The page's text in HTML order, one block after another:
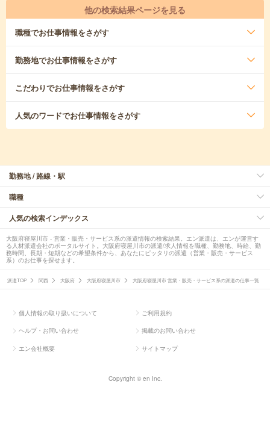
他の検索結果ページを見る
職種でお仕事情報をさがす
勤務地でお仕事情報をさがす
こだわりでお仕事情報をさがす
人気のワードでお仕事情報をさがす
勤務地 / 路線・駅
職種
人気の検索インデックス
大阪府寝屋川市 - 営業・販売・サービス系の派遣情報の検索結果。エン派遣は、エンが運営す
る人材派遣会社のポータルサイト。大阪府寝屋川市の派遣/求人情報を職種、勤務地、時給、勤
務時間、長期・短期などの希望条件から、あなたにピッタリの派遣（営業・販売・サービス
系）のお仕事を探せます。
派遣TOP 関西 大阪府 大阪府寝屋川市 大阪府寝屋川市 営業・販売・サービス系の派遣の仕事一覧
個人情報の取り扱いについて ご利用規約
ヘルプ・お問い合わせ 掲載のお問い合わせ
エン会社概要 サイトマップ
Copyright © en Inc.